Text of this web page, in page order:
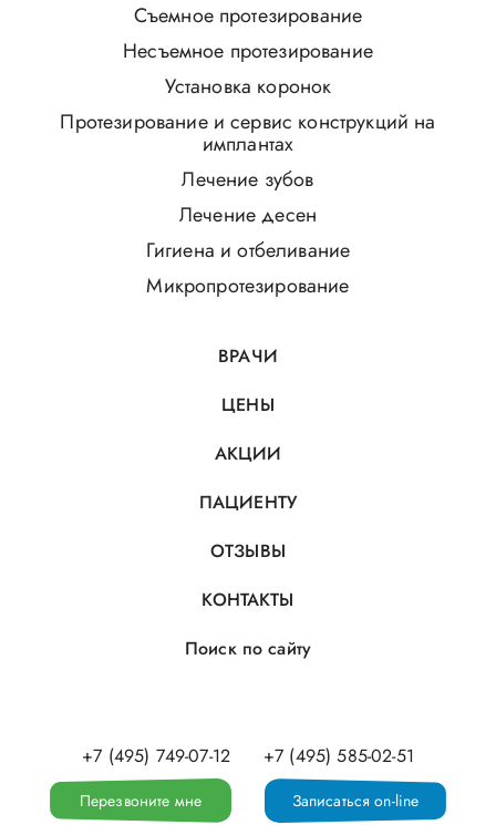
Съемное протезирование
Несъемное протезирование
Установка коронок
Протезирование и сервис конструкций на
имплантах
Лечение зубов
Лечение десен
Гигиена и отбеливание
Микропротезирование
ВРАЧИ
ЦЕНЫ
АКЦИИ
ПАЦИЕНТУ
ОТЗЫВЫ
КОНТАКТЫ
Поиск по сайту
+7 (495) 749-07-12 +7 (495) 585-02-51
Перезвоните мне Записаться on-line